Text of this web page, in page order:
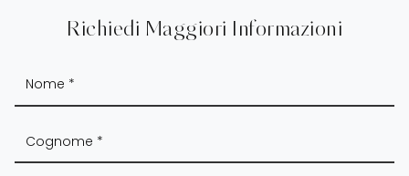
Richiedi Maggiori Informazioni